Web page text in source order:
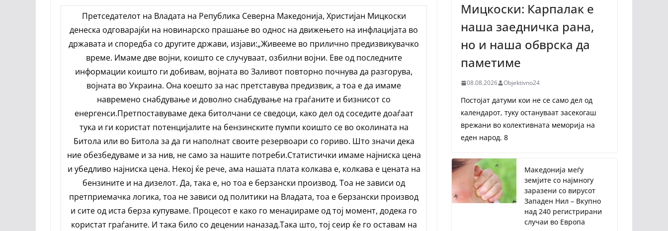
Претседателот на Владата на Република Северна Македонија, Христијан Мицкоски
денеска одговарајќи на новинарско прашање во однос на движењето на инфлацијата во
државата и споредба со другите држави, изјави:„Живееме во прилично предизвикувачко
време. Имаме две војни, коишто се случуваат, озбилни војни. Еве од последните
информации коишто ги добивам, војната во Заливот повторно почнува да разгорува,
војната во Украина. Она коешто за нас претставува предизвик, а тоа е да имаме
навремено снабдување и доволно снабдување на граѓаните и бизнисот со
енергенси.Претпоставуваме дека битолчани се сведоци, како дел од соседите доаѓаат
тука и ги користат потенцијалите на бензинските пумпи коишто се во околината на
Битола или во Битола за да ги наполнат своите резервоари со гориво. Што значи дека
ние обезбедуваме и за нив, не само за нашите потреби.Статистички имаме најниска цена
и убедливо најниска цена. Некој ќе рече, ама нашата плата колкава е, колкава е цената на
бензините и на дизелот. Да, така е, но тоа е берзански производ. Тоа не зависи од
претприемачка логика, тоа не зависи од политики на Владата, тоа е берзански производ
и сите од иста берза купуваме. Процесот е како го менаџираме од тој момент, додека го
користат граѓаните. И така било со децении наназад.Така што, тој сеир ќе го оставам на
Мицкоски: Карпалак е
наша заедничка рана,
но и наша обврска да
паметиме
08.08.2026 Objektivno24
Постојат датуми кои не се само дел од
календарот, туку остануваат засекогаш
врежани во колективната меморија на
еден народ. 8
Македонија меѓу
земјите со најмногу
заразени со вирусот
Западен Нил – Вкупно
над 240 регистрирани
случаи во Европа